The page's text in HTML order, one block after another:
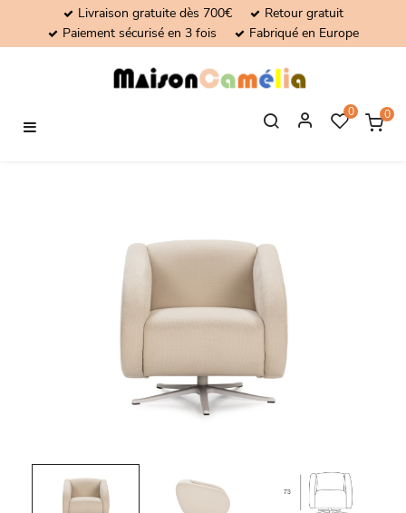
Livraison gratuite dès 700€
Retour gratuit
Paiement sécurisé en 3 fois
Fabriqué en Europe
Basculer
☰
0 0